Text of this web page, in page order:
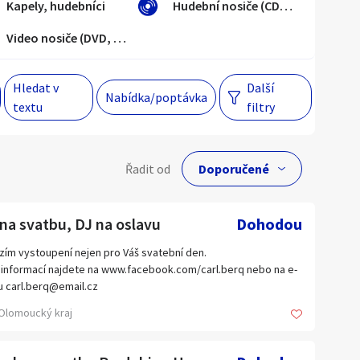
Kapely, hudebníci
Hudební nosiče (CD, LP)
Video nosiče (DVD, VHS)
cena
Hlavní město Praha
Jihomoravský kraj
Hledat v
textu
Nabídka/poptávka
Další
filtry
Řadit od
svatbu, DJ na oslavu Dohodou
vystoupení nejen pro Váš svatební den.
najdete na www.facebook.com/carl.berq nebo na e-
carl.berq@email.cz
kraj
Jihomoravský kraj
s personalizací nabídek, zasíláním